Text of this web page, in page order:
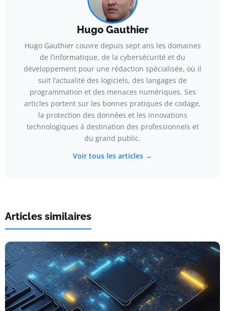
Hugo Gauthier
Hugo Gauthier couvre depuis sept ans les domaines
de l’informatique, de la cybersécurité et du
développement pour une rédaction spécialisée, où il
suit l’actualité des logiciels, des langages de
programmation et des menaces numériques. Ses
articles portent sur les bonnes pratiques de codage,
la protection des données et les innovations
technologiques à destination des professionnels et
du grand public.
Voir tous les articles →
Articles similaires